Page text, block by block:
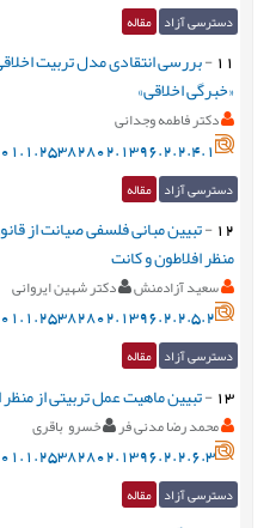
دسترسی آزاد مقاله
11
-بررسی انتقادی مدل تربیت
«خبرگی اخلاقی»
دکتر فاطمه وجدانی
دسترسی آزاد مقاله
12
-تبیین مبانی فلسفی صیانت از
منظر افلاطون و کانت
سعید آزادمنش دکتر شهین ایروانی
دسترسی آزاد مقاله
13
-تبیین ماهیت عمل تربیتی از
محمد رضا مدنی فر خسرو باقری
دسترسی آزاد مقاله